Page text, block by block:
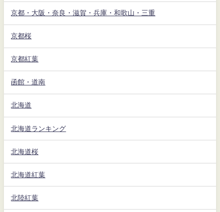
京都・大阪・奈良・滋賀・兵庫・和歌山・三重
京都桜
京都紅葉
函館・道南
北海道
北海道ランキング
北海道桜
北海道紅葉
北陸紅葉